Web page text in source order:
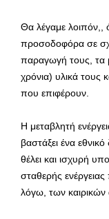
Θα λέγαμε λοιπόν,,
προσοδοφόρα σε
παραγωγή τους, τα
χρόνια) υλικά τους
που επιφέρουν.
Η μεταβλητή
βαστάξει ένα
θέλει και ισχυρή
σταθερής
λόγω, των καιρικών